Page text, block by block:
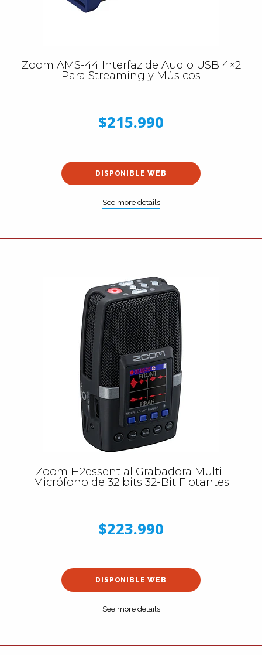
Zoom AMS-44 Interfaz de Audio USB 4×2
Para Streaming y Músicos
$215.990
DISPONIBLE WEB
See more details
Zoom H2essential Grabadora Multi-
Micrófono de 32 bits 32-Bit Flotantes
$223.990
DISPONIBLE WEB
See more details